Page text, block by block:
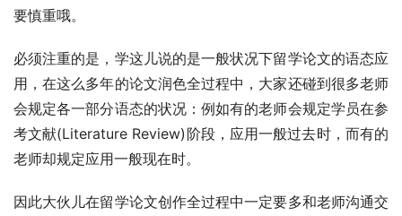
要慎重哦。
必须注重的是，学这儿说的是一般状况下留学论文的语态应
用，在这么多年的论文润色全过程中，大家还碰到很多老师
会规定各一部分语态的状况：例如有的老师会规定学员在参
考文献(Literature Review)阶段，应用一般过去时，而有的
老师却规定应用一般现在时。
因此大伙儿在留学论文创作全过程中一定要多和老师沟通交